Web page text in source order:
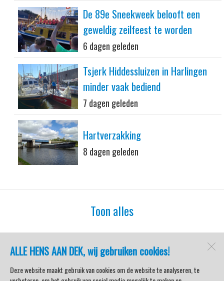
ALLE HENS AAN DEK, wij gebruiken cookies!
Deze website maakt gebruik van cookies om de website te analyseren, te
De 89e Sneekweek belooft een
geweldig zeilfeest te worden
6 dagen geleden
Tsjerk Hiddessluizen in Harlingen
minder vaak bediend
7 dagen geleden
Hartverzakking
8 dagen geleden
Toon alles
watersport-tv
Lemmer